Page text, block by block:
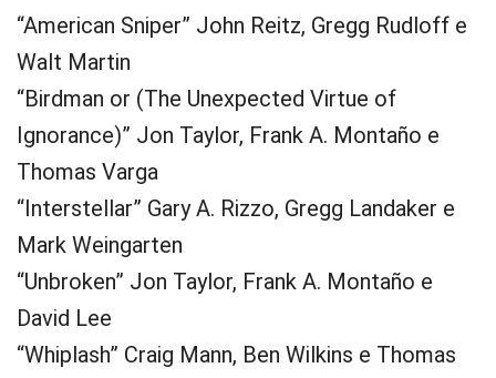
“American Sniper” John Reitz, Gregg Rudloff e
Walt Martin
“Birdman or (The Unexpected Virtue of
Ignorance)” Jon Taylor, Frank A. Montaño e
Thomas Varga
“Interstellar” Gary A. Rizzo, Gregg Landaker e
Mark Weingarten
“Unbroken” Jon Taylor, Frank A. Montaño e
David Lee
“Whiplash” Craig Mann, Ben Wilkins e Thomas